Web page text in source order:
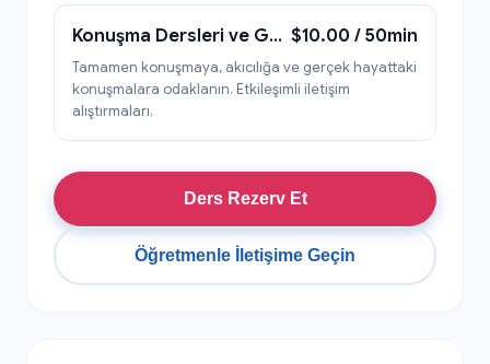
Konuşma Dersleri ve Günlük Yaşamda Konuşma $10.00 / 50min
Tamamen konuşmaya, akıcılığa ve gerçek hayattaki
konuşmalara odaklanın. Etkileşimli iletişim
alıştırmaları.
Ders Rezerv Et
Öğretmenle İletişime Geçin